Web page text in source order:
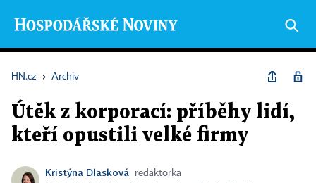
HN.cz › Archiv
Útěk z korporací: příběhy lidí,
kteří opustili velké firmy
Kristýna Dlasková
redaktorka